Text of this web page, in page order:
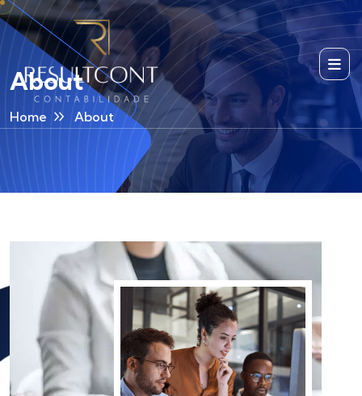
About
Home About